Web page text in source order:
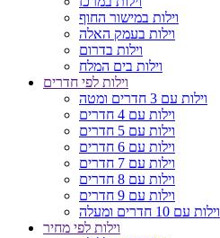
וילות במישור החוף
וילות בעמק האלה
וילות בדרום
וילות בים המלח
וילות לפי חדרים
וילות עם 3 חדרים ומטה
וילות עם 4 חדרים
וילות עם 5 חדרים
וילות עם 6 חדרים
וילות עם 7 חדרים
וילות עם 8 חדרים
וילות עם 9 חדרים
וילות עם 10 חדרים ומעלה
וילות לפי מחיר